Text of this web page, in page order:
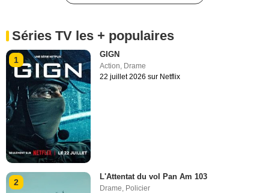
Séries TV les + populaires
1
GIGN
Action, Drame
22 juillet 2026 sur Netflix
2
L'Attentat du vol Pan Am 103
Drame Policier